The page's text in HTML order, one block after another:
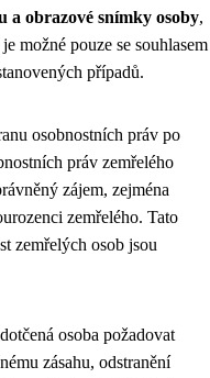
a obrazové snímky osoby,
možné pouze se souhlasem
případů.
osobnostních práv po
práv zemřelého
zájem, zejména
zemřelého. Tato
zemřelých osob jsou
osoba požadovat
zásahu, odstranění